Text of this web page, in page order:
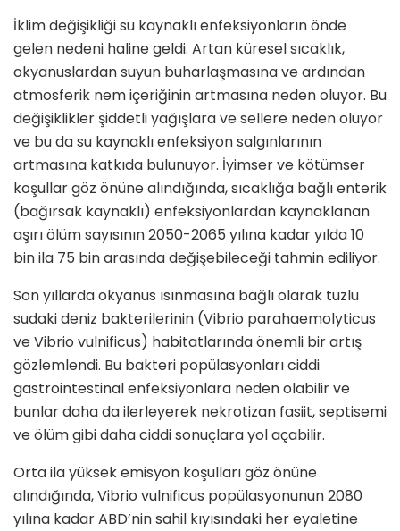
İklim değişikliği su kaynaklı enfeksiyonların önde
gelen nedeni haline geldi. Artan küresel sıcaklık,
okyanuslardan suyun buharlaşmasına ve ardından
atmosferik nem içeriğinin artmasına neden oluyor. Bu
değişiklikler şiddetli yağışlara ve sellere neden oluyor
ve bu da su kaynaklı enfeksiyon salgınlarının
artmasına katkıda bulunuyor. İyimser ve kötümser
koşullar göz önüne alındığında, sıcaklığa bağlı enterik
(bağırsak kaynaklı) enfeksiyonlardan kaynaklanan
aşırı ölüm sayısının 2050-2065 yılına kadar yılda 10
bin ila 75 bin arasında değişebileceği tahmin ediliyor.
Son yıllarda okyanus ısınmasına bağlı olarak tuzlu
sudaki deniz bakterilerinin (Vibrio parahaemolyticus
ve Vibrio vulnificus) habitatlarında önemli bir artış
gözlemlendi. Bu bakteri popülasyonları ciddi
gastrointestinal enfeksiyonlara neden olabilir ve
bunlar daha da ilerleyerek nekrotizan fasiit, septisemi
ve ölüm gibi daha ciddi sonuçlara yol açabilir.
Orta ila yüksek emisyon koşulları göz önüne
alındığında, Vibrio vulnificus popülasyonunun 2080
yılına kadar ABD’nin sahil kıyısındaki her eyaletine